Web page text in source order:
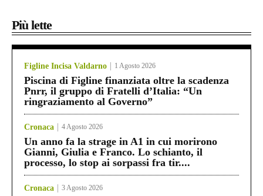
Più lette
Figline Incisa Valdarno 1 Agosto 2026
Piscina di Figline finanziata oltre la scadenza
Pnrr, il gruppo di Fratelli d’Italia: “Un
ringraziamento al Governo”
Cronaca 4 Agosto 2026
Un anno fa la strage in A1 in cui morirono
Gianni, Giulia e Franco. Lo schianto, il
processo, lo stop ai sorpassi fra tir....
Cronaca 3 Agosto 2026